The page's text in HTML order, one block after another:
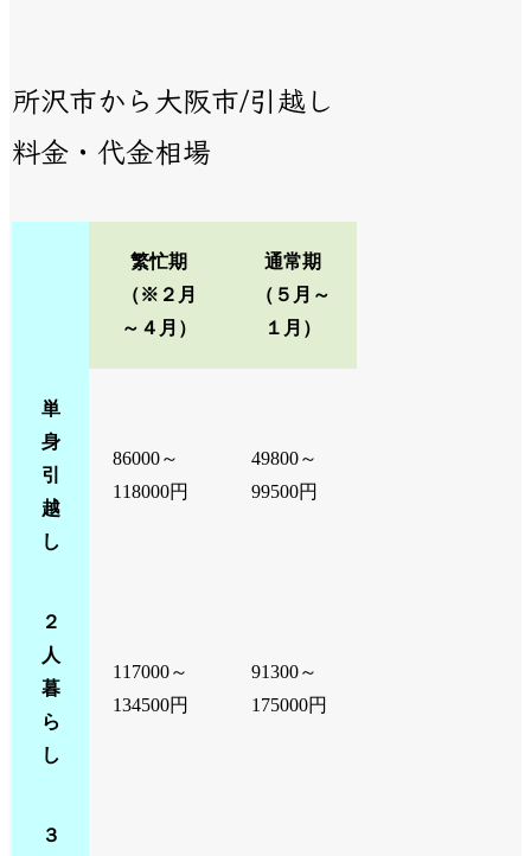
所沢市から大阪市/引越し
料金・代金相場
繁忙期
（※２月
～４月）
通常期
（５月～
１月）
単
身
引
越
し
86000～
118000円
49800～
99500円
２
人
暮
ら
し
117000～
134500円
91300～
175000円
３